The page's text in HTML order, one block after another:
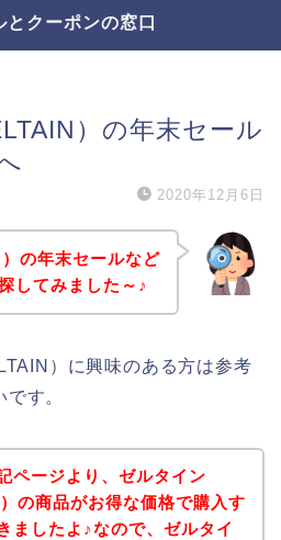
とクーポンの窓口
）の年末セール
2020年12月6日
の年末セールなど
してみました～♪
）に興味のある方は参考
す。
ページより、ゼルタイン
の商品がお得な価格で購入す
ましたよ♪なので、ゼルタイ